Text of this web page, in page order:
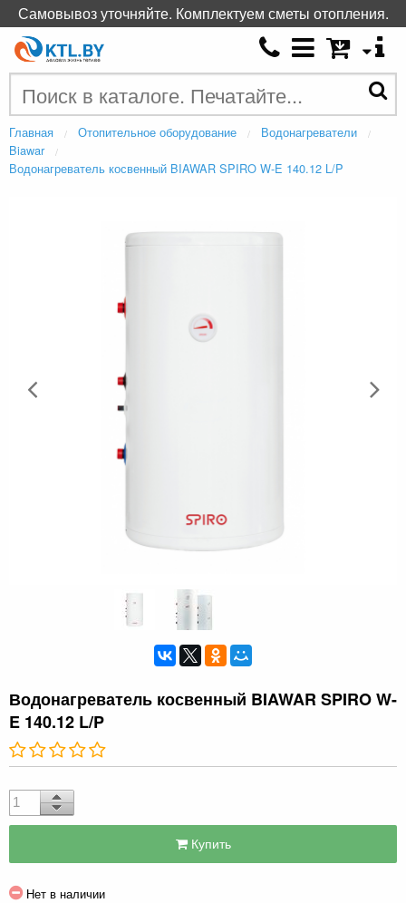
Главная Отопительное оборудование
Водонагреватели
Biawar
Водонагреватель косвенный BIAWAR SPIRO W-E 140.12 L/P
Водонагреватель косвенный BIAWAR SPIRO W-
E 140.12 L/P
Купить
Нет в наличии
Самовывоз уточняйте. Комплектуем сметы отопления.